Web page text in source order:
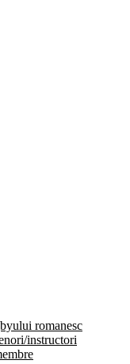
romanesc
instructori